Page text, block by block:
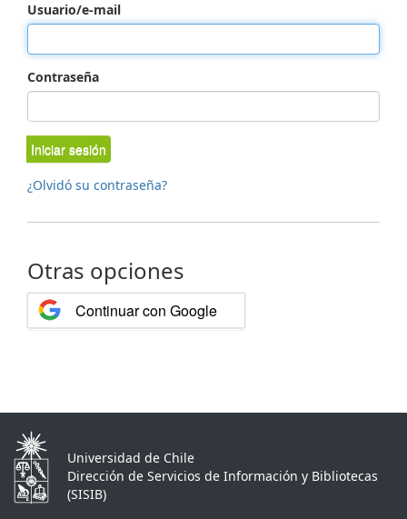
Usuario/e-mail
Contraseña
Iniciar sesión
¿Olvidó su contraseña?
Otras opciones
Continuar con Google
Universidad de Chile
Dirección de Servicios de Información y Bibliotecas
(SISIB)